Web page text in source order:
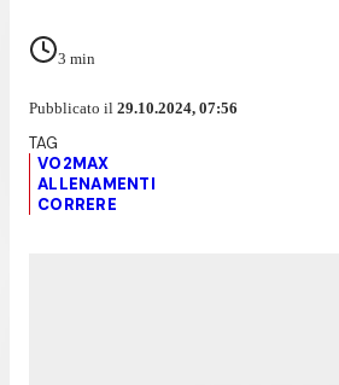
3 min
Pubblicato il 29.10.2024, 07:56
VO2MAX
ALLENAMENTI
CORRERE